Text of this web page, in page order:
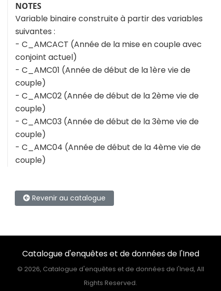
NOTES
Variable binaire construite à partir des variables
suivantes :
- C_AMCACT (Année de la mise en couple avec
conjoint actuel)
- C_AMC01 (Année de début de la 1ère vie de
couple)
- C_AMC02 (Année de début de la 2ème vie de
couple)
- C_AMC03 (Année de début de la 3ème vie de
couple)
- C_AMC04 (Année de début de la 4ème vie de
couple)
Revenir au catalogue
Catalogue d'enquêtes et de données de l'Ined
© 2026, Catalogue d'enquêtes et de données de l'Ined, All
Rights Reserved.